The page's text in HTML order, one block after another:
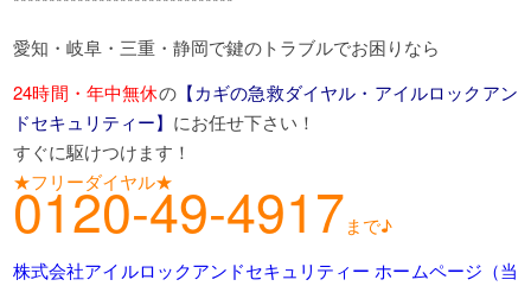
愛知・岐阜・三重・静岡で鍵のトラブルでお困りなら
24時間・年中無休の【カギの急救ダイヤル・アイルロックアン
ドセキュリティー】 にお任せ下さい！
すぐに駆けつけます！
★フリーダイヤル★
0120-49-4917まで♪
株式会社アイルロックアンドセキュリティー ホームページ（当